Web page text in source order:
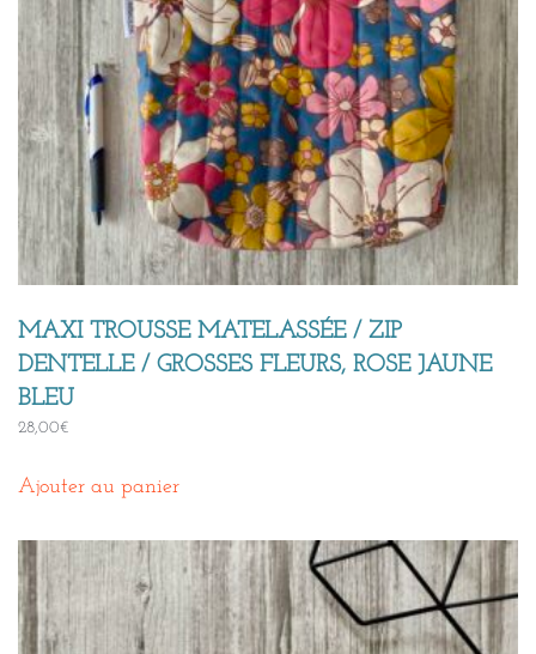
MAXI TROUSSE MATELASSÉE / ZIP
DENTELLE / GROSSES FLEURS, ROSE JAUNE
BLEU
28,00€
Ajouter au panier